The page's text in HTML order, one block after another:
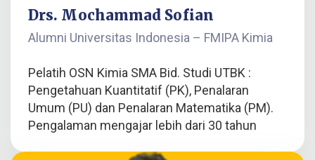
Drs. Mochammad Sofian
Alumni Universitas Indonesia – FMIPA Kimia
Pelatih OSN Kimia SMA Bid. Studi UTBK :
Pengetahuan Kuantitatif (PK), Penalaran
Umum (PU) dan Penalaran Matematika (PM).
Pengalaman mengajar lebih dari 30 tahun